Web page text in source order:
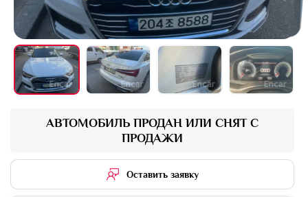
АВТОМОБИЛЬ ПРОДАН ИЛИ СНЯТ С
ПРОДАЖИ
Оставить заявку